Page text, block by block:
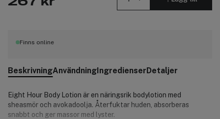
Finns online
BeskrivningAnvändningIngredienserDetaljer
Eight Hour Body Lotion är en näringsrik bodylotion med
sheasmör och avokadoolja. Återfuktar huden, absorberas
snabbt och ger massor med lyster.